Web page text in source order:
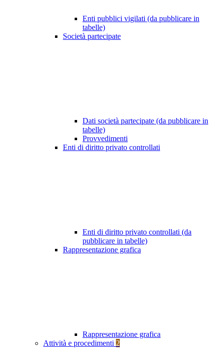
Enti pubblici vigilati (da pubblicare in
tabelle)
Società partecipate
Dati società partecipate (da pubblicare in
tabelle)
Provvedimenti
Enti di diritto privato controllati
Enti di diritto privato controllati (da
pubblicare in tabelle)
Rappresentazione grafica
Rappresentazione grafica
Attività e procedimenti 2